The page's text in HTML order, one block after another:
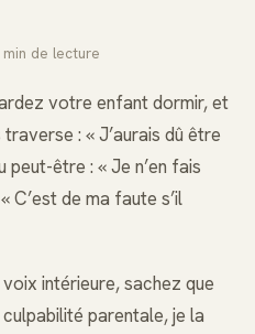
min de lecture
votre enfant dormir, et
: « J’aurais dû être
peut-être : « Je n’en fais
C’est de ma faute s’il
intérieure, sachez que
parentale, je la